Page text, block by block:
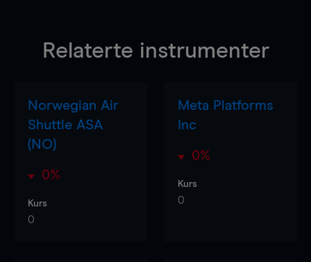
Relaterte instrumenter
Norwegian Air
Shuttle ASA
(NO)
0%
Kurs
0
Meta Platforms
Inc
0%
Kurs
0